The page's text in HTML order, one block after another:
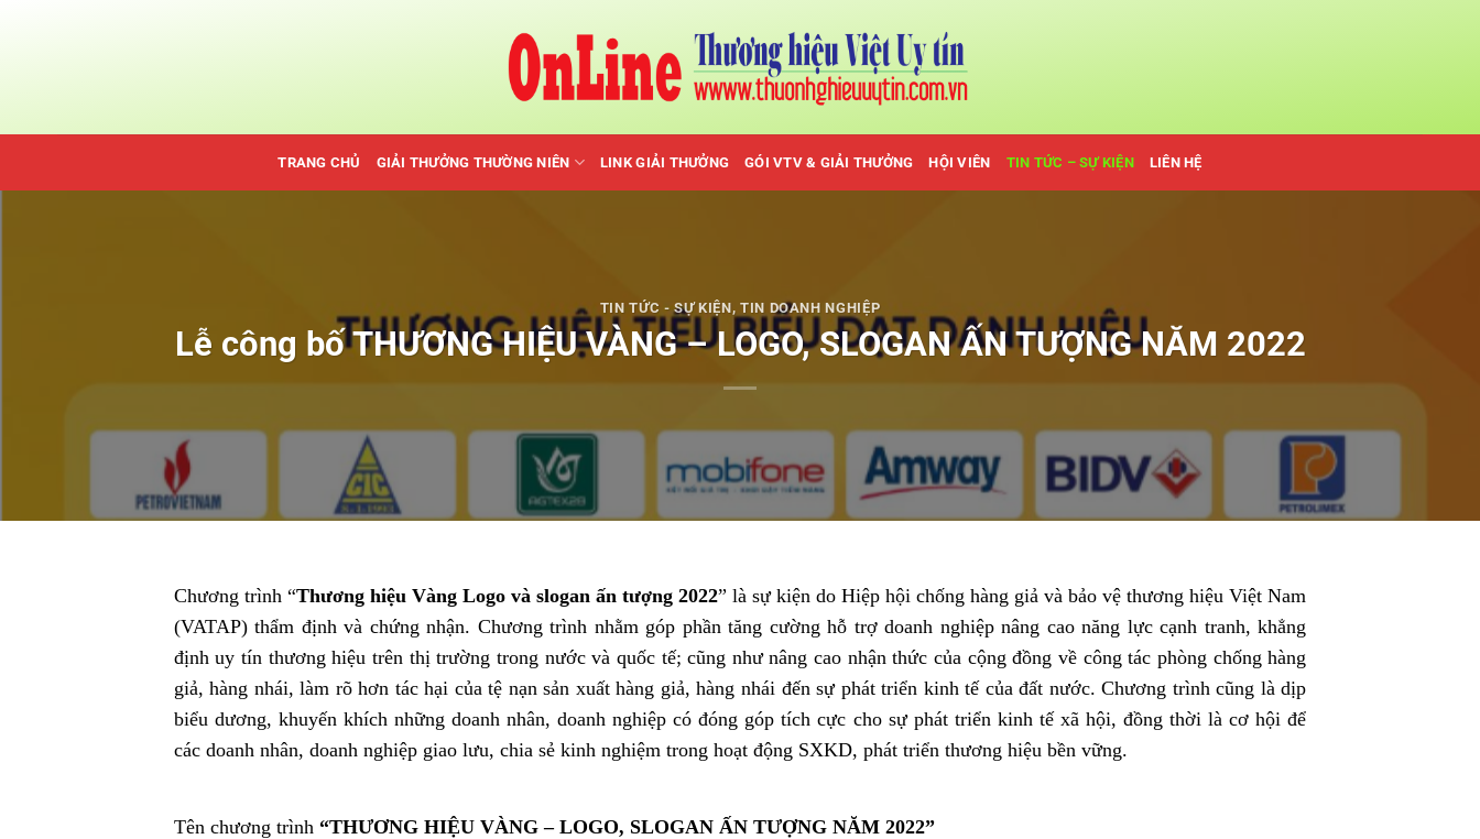
TRANG CHỦ GIẢI THƯỞNG THƯỜNG NIÊN LINK GIẢI THƯỞNG GÓI VTV & GIẢI THƯỞNG HỘI VIÊN TIN TỨC – SỰ KIỆN LIÊN HỆ
TIN TỨC - SỰ KIỆN, TIN DOANH NGHIỆP
Lễ công bố THƯƠNG HIỆU VÀNG – LOGO, SLOGAN ẤN TƯỢNG NĂM 2022
Chương trình “Thương hiệu Vàng Logo và slogan ấn tượng 2022” là sự kiện do Hiệp hội chống hàng giả và bảo vệ thương hiệu Việt Nam
(VATAP) thẩm định và chứng nhận. Chương trình nhằm góp phần tăng cường hỗ trợ doanh nghiệp nâng cao năng lực cạnh tranh, khẳng
định uy tín thương hiệu trên thị trường trong nước và quốc tế; cũng như nâng cao nhận thức của cộng đồng về công tác phòng chống hàng
giả, hàng nhái, làm rõ hơn tác hại của tệ nạn sản xuất hàng giả, hàng nhái đến sự phát triển kinh tế của đất nước. Chương trình cũng là dịp
biểu dương, khuyến khích những doanh nhân, doanh nghiệp có đóng góp tíchcực cho sự phát triển kinh tế xã hội, đồng thời là cơ hội để
các doanh nhân, doanh nghiệp giao lưu, chia sẻ kinh nghiệm trong hoạt động SXKD, phát triển thương hiệu bền vững.
Tên chương trình “THƯƠNG HIỆU VÀNG – LOGO, SLOGAN ẤN TƯỢNG NĂM 2022”